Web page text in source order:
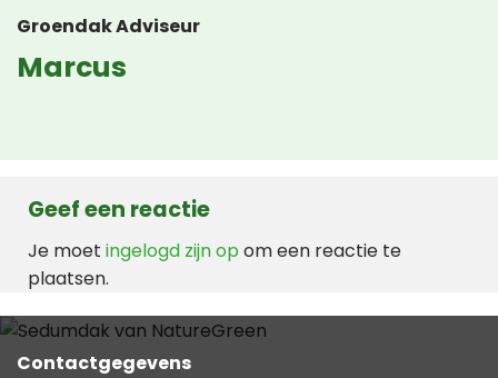
Groendak Adviseur
Marcus
Geef een reactie
Je moet ingelogd zijn op om een reactie te
plaatsen.
Contactgegevens